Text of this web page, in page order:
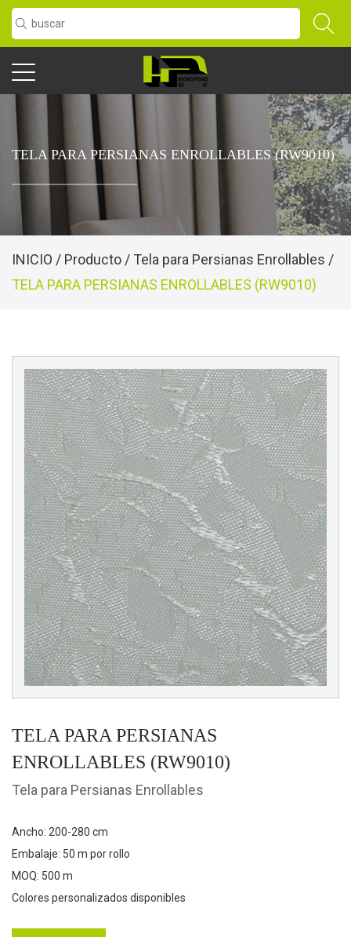
TELA PARA PERSIANAS ENROLLABLES (RW9010)
INICIO / Producto / Tela para Persianas Enrollables /
TELA PARA PERSIANAS ENROLLABLES (RW9010)
TELA PARA PERSIANAS
ENROLLABLES (RW9010)
Tela para Persianas Enrollables
Ancho: 200-280 cm
Embalaje: 50 m por rollo
MOQ: 500 m
Colores personalizados disponibles